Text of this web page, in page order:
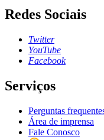
Redes Sociais
Twitter
YouTube
Facebook
Serviços
Perguntas
Área de imprensa
Fale Conosco